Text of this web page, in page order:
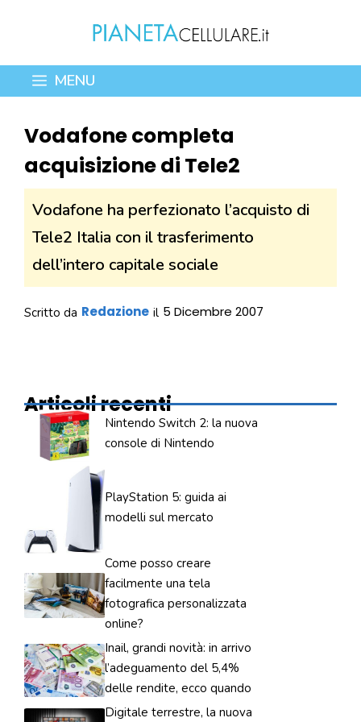
contenuto
MENU
Vodafone completa
acquisizione di Tele2
Vodafone ha perfezionato l’acquisto di
Tele2 Italia con il trasferimento
dell’intero capitale sociale
Scritto da Redazione il 5 Dicembre 2007
Articoli recenti
Nintendo Switch 2: la nuova
console di Nintendo
PlayStation 5: guida ai
modelli sul mercato
Come posso creare
facilmente una tela
fotografica personalizzata
online?
Inail, grandi novità: in arrivo
l’adeguamento del 5,4%
delle rendite, ecco quando
Digitale terrestre, la nuova